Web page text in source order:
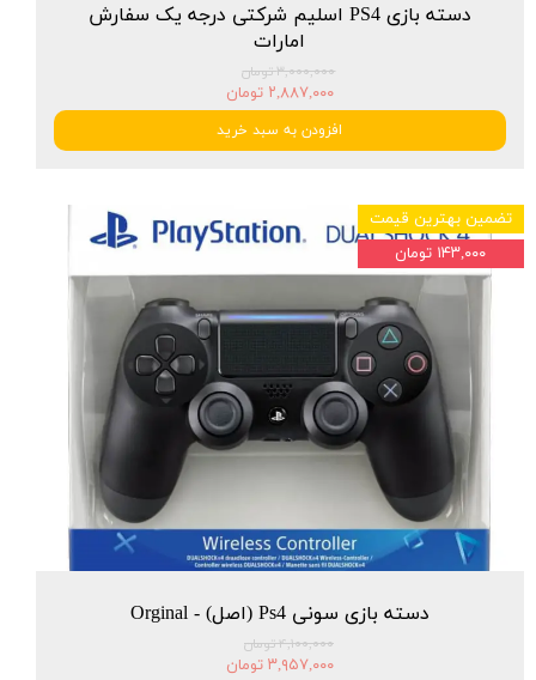
دسته بازی PS4 اسلیم شرکتی درجه یک سفارش
امارات
۳,۰۰۰,۰۰۰ تومان
۲,۸۸۷,۰۰۰ تومان
افزودن به سبد خرید
دسته بازی سونی Ps4 (اصل) - Orginal
۴,۱۰۰,۰۰۰ تومان
۳,۹۵۷,۰۰۰ تومان
تضمین بهترین قیمت
۱۴۳,۰۰۰ تومان